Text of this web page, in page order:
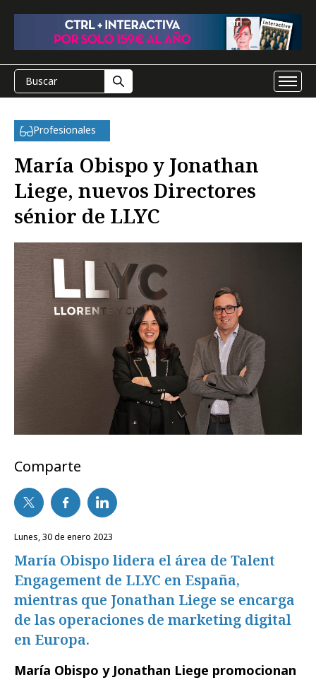
Profesionales
María Obispo y Jonathan
Liege, nuevos Directores
sénior de LLYC
Comparte
lunes, 30 de enero 2023
María Obispo lidera el área de Talent
Engagement de LLYC en España,
mientras que Jonathan Liege se encarga
de las operaciones de marketing digital
en Europa.
María Obispo y Jonathan Liege promocionan